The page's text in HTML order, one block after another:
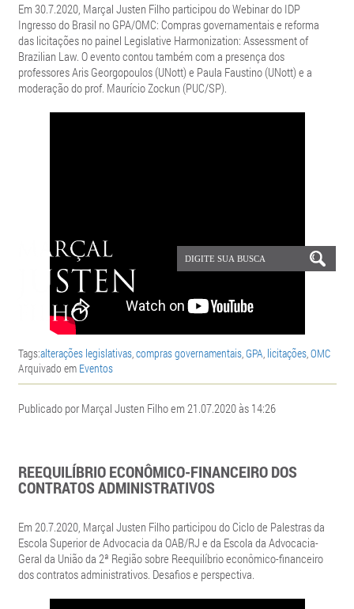
Em 30.7.2020, Marçal Justen Filho participou do Webinar do IDP
Ingresso do Brasil no GPA/OMC: Compras governamentais e reforma
das licitações no painel Legislative Harmonization: Assessment of
Brazilian Law. O evento contou também com a presença dos
professores Aris Georgopoulos (UNott) e Paula Faustino (UNott) e a
moderação do prof. Maurício Zockun (PUC/SP).
Tags:alterações legislativas,compras governamentais,GPA, licitações,OMC
Arquivado em Eventos
Publicado por Marçal Justen Filho em 21.07.2020 às 14:26
REEQUILÍBRIO ECONÔMICO-FINANCEIRO DOS
CONTRATOS ADMINISTRATIVOS
Em 20.7.2020, Marçal Justen Filho participou do Ciclo de Palestras da
Escola Superior de Advocacia da OAB/RJ e da Escola da Advocacia-
Geral da União da 2ª Região sobre Reequilíbrio econômico-financeiro
dos contratos administrativos. Desafios e perspectiva.